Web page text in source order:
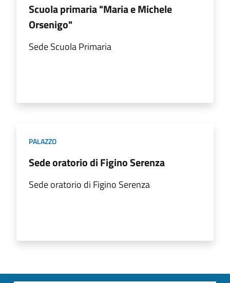
Scuola primaria "Maria e Michele
Orsenigo"
Sede Scuola Primaria
PALAZZO
Sede oratorio di Figino Serenza
Sede oratorio di Figino Serenza